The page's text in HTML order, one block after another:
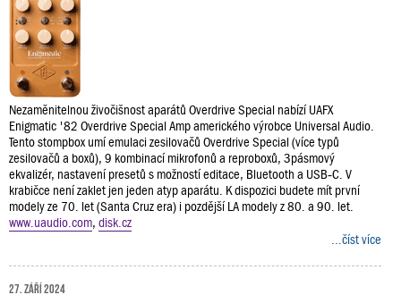
Nezaměnitelnou živočišnost aparátů Overdrive Special nabízí UAFX
Enigmatic '82 Overdrive Special Amp amerického výrobce Universal Audio.
Tento stompbox umí emulaci zesilovačů Overdrive Special (více typů
zesilovačů a boxů), 9 kombinací mikrofonů a reproboxů, 3pásmový
ekvalizér, nastavení presetů s možností editace, Bluetooth a USB‑C. V
krabičce není zaklet jen jeden atyp aparátu. K dispozici budete mít první
modely ze 70. let (Santa Cruz era) i pozdější LA modely z 80. a 90. let.
www.uaudio.com, disk.cz
...číst více
27. září 2024